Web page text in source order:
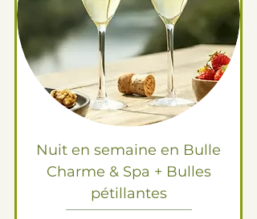
Nuit en semaine en Bulle
Charme & Spa + Bulles
pétillantes